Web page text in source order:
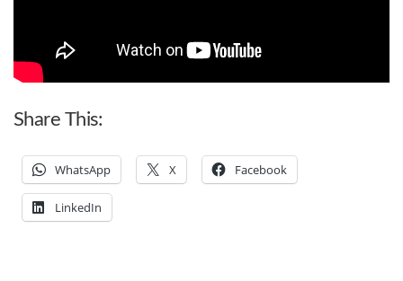
Share This:
WhatsApp X Facebook
LinkedIn